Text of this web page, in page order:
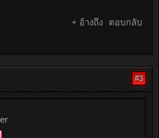
+ อ้างถึง ตอบกลับ
#3